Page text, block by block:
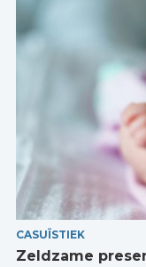
CASUÏSTIEK
Zeldzame